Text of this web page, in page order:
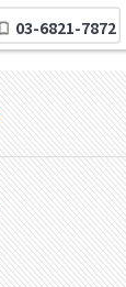
03-6821-7872